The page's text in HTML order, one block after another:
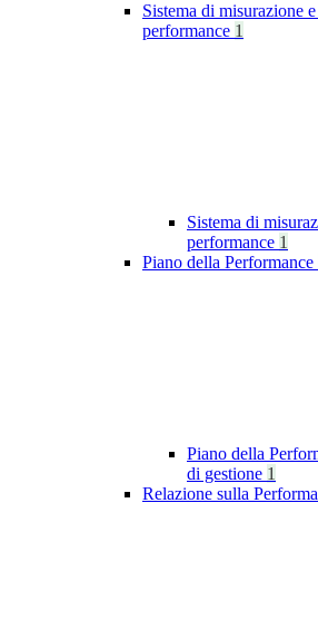
Sistema di misurazione
performance 1
Sistema di
performance 1
Piano della Performance
Piano della
di gestione 1
Relazione sulla